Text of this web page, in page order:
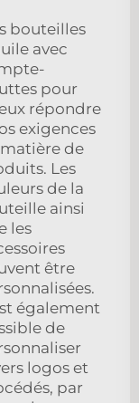
bouteilles
avec
pour
répondre
exigences
de
Les
de la
ainsi
les
être
également
de
logos et
par